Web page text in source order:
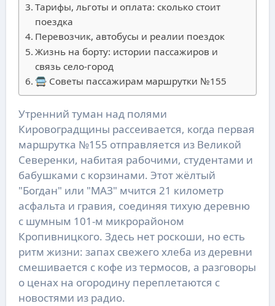
Тарифы, льготы и оплата: сколько стоит
поездка
Перевозчик, автобусы и реалии поездок
Жизнь на борту: истории пассажиров и
связь село-город
🚍 Советы пассажирам маршрутки №155
Утренний туман над полями
Кировоградщины рассеивается, когда первая
маршрутка №155 отправляется из Великой
Северенки, набитая рабочими, студентами и
бабушками с корзинами. Этот жёлтый
"Богдан" или "МАЗ" мчится 21 километр
асфальта и гравия, соединяя тихую деревню
с шумным 101-м микрорайоном
Кропивницкого. Здесь нет роскоши, но есть
ритм жизни: запах свежего хлеба из деревни
смешивается с кофе из термосов, а разговоры
о ценах на огородину переплетаются с
новостями из радио.